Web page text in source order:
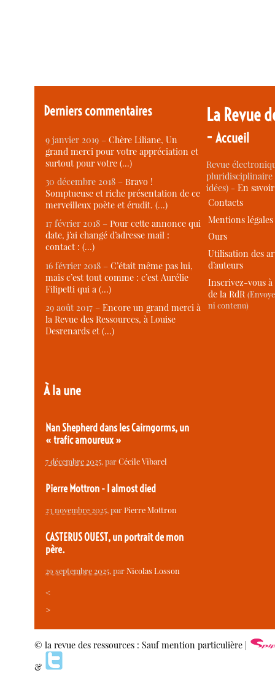
Derniers commentaires
9 janvier 2019 –Chère Liliane, Un
grand merci pour votre appréciation et
surtout pour votre (…)
30 décembre 2018 –Bravo !
Somptueuse et riche présentation de ce
merveilleux poète et érudit. (…)
17 février 2018 –Pour cette annonce qui
date, j’ai changé d’adresse mail :
contact : (…)
16 février 2018 –C’était même pas lui,
mais c’est tout comme : c’est Aurélie
Filipetti qui a (…)
29 août 2017 –Encore un grand merci à
la Revue des Ressources, à Louise
Desrenards et (…)
À la une
Nan Shepherd dans les Cairngorms, un
« trafic amoureux »
7 décembre 2025, parCécile Vibarel
Pierre Mottron - I almost died
23 novembre 2025, parPierre Mottron
CASTERUS OUEST, un portrait de mon
père.
29 septembre 2025, parNicolas Losson
<
>
La Revue
-Accueil
Revue
idées) -En
Contacts
Mentions légales
Ours
Utilisation des
d’auteurs
Inscrivez-vous
de la RdR
ni contenu)
© la revue des ressources : Sauf mention particulière |
&